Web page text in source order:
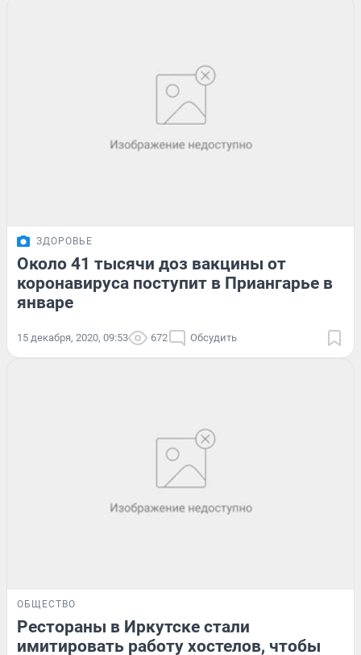
ЗДОРОВЬЕ
Около 41 тысячи доз вакцины от
коронавируса поступит в Приангарье в
январе
15 декабря, 2020, 09:53 672 Обсудить
ОБЩЕСТВО
Рестораны в Иркутске стали
имитировать работу хостелов, чтобы